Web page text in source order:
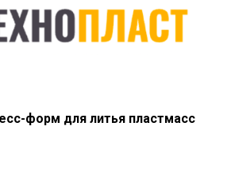
форм для литья пластмасс